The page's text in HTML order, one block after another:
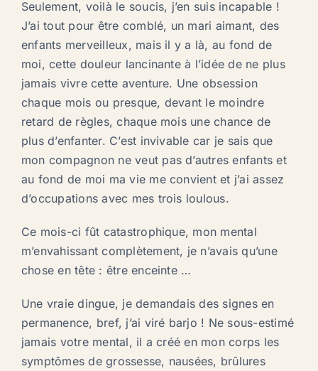
Seulement, voilà le soucis, j’en suis incapable !
J’ai tout pour être comblé, un mari aimant, des
enfants merveilleux, mais il y a là, au fond de
moi, cette douleur lancinante à l’idée de ne plus
jamais vivre cette aventure. Une obsession
chaque mois ou presque, devant le moindre
retard de règles, chaque mois une chance de
plus d’enfanter. C’est invivable car je sais que
mon compagnon ne veut pas d’autres enfants et
au fond de moi ma vie me convient et j’ai assez
d’occupations avec mes trois loulous.
Ce mois-ci fût catastrophique, mon mental
m’envahissant complètement, je n’avais qu’une
chose en tête : être enceinte …
Une vraie dingue, je demandais des signes en
permanence, bref, j’ai viré barjo ! Ne sous-estimé
jamais votre mental, il a créé en mon corps les
symptômes de grossesse, nausées, brûlures